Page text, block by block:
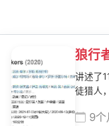
狼行
讲述了
徒猎人
后一连
9个